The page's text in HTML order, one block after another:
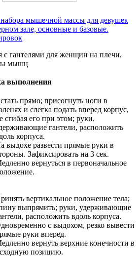
мышечной массы для девушек
зале, основные и базовые.
выполнения
прямо; присогнуть ноги в
и слегка подать вперед корпус,
сгибая его при этом; руки,
гантели, расположить
корпуса.
выдохе развести прямые руки в
Зафиксировать на 3 сек.
вернуться в первоначальное
вертикальное положение тела;
выпрямить; руки, удерживающие
расположить вдоль корпуса.
с выдохом, резко вывести
руки вперед.
вернуть верхние конечности в
позицию.